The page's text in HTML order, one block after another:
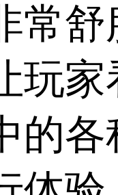
常舒
玩家
的各